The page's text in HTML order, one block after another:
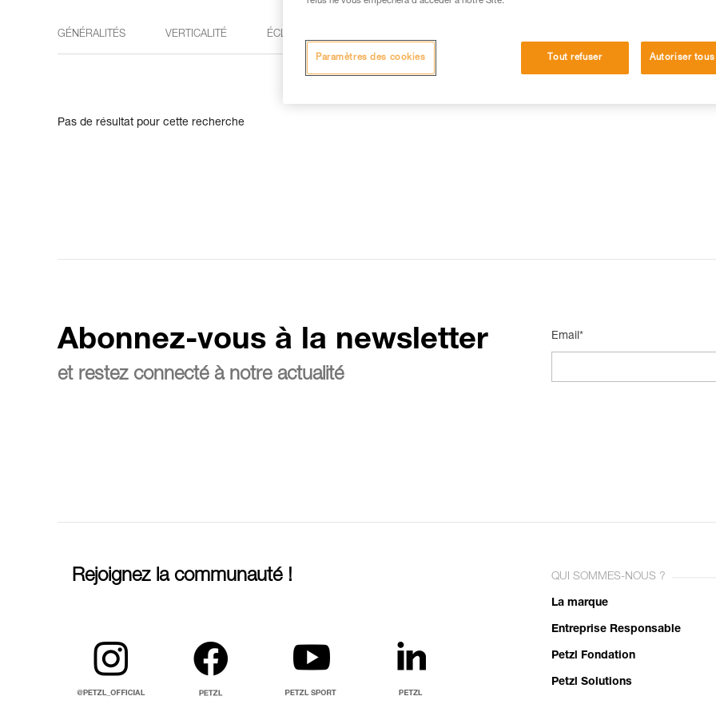
GÉNÉRALITÉS VERTICALITÉ ÉCLAIRAGE
Pas de résultat pour cette recherche
Abonnez-vous à la newsletter
et restez connecté à notre actualité
Email*
Rejoignez la communauté ! QUI SOMMES-NOUS ?
La marque
Entreprise Responsable
Petzl Fondation
Petzl Solutions
Tout refuser Autoriser
Paramètres des cookies